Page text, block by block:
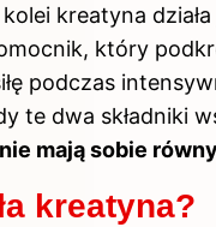
kreatyna działa
który
podczas
te dwa składniki
mają sobie
kreatyna?